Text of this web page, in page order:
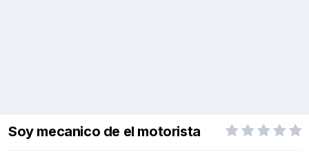
Soy mecanico de el motorista